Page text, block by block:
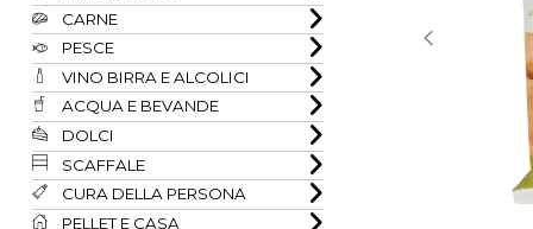
CARNE
PESCE
VINO BIRRA E ALCOLICI
ACQUA E BEVANDE
DOLCI
SCAFFALE
CURA DELLA PERSONA
PELLET E CASA